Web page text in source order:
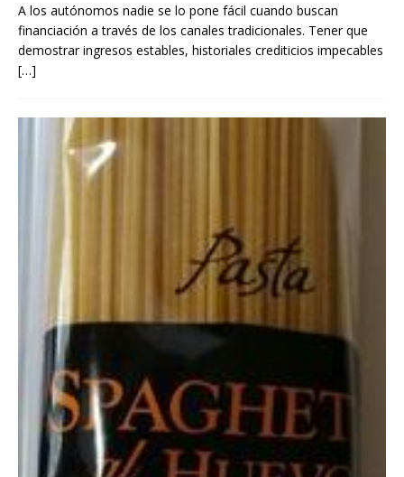
A los autónomos nadie se lo pone fácil cuando buscan
financiación a través de los canales tradicionales. Tener que
demostrar ingresos estables, historiales crediticios impecables
[…]